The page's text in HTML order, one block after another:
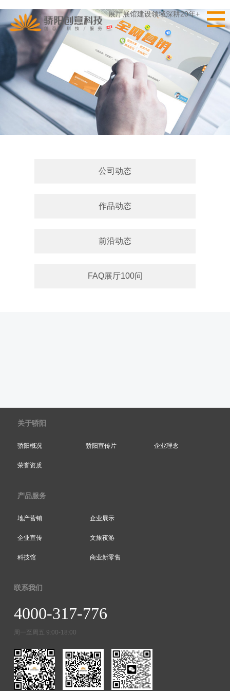
展厅展馆建设领域深耕20年+
公司动态
作品动态
前沿动态
FAQ展厅100问
关于骄阳
骄阳概况 骄阳宣传片 企业理念
荣誉资质
产品服务
地产营销 企业展示
企业宣传 文旅夜游
科技馆 商业新零售
联系我们
4000-317-776
周一至周五 9:00-18:00